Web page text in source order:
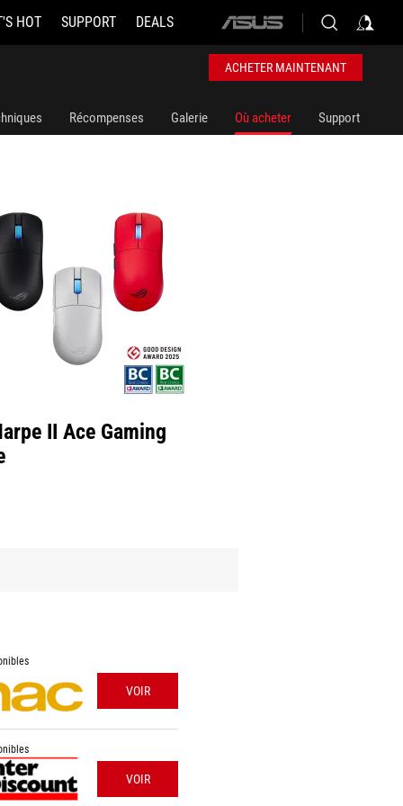
HOT SUPPORT DEALS
ASUS
logo
ACHETER MAINTENANT
Récompenses Galerie Où acheter Support
II Ace Gaming
VOIR
VOIR
Gaming Mouse